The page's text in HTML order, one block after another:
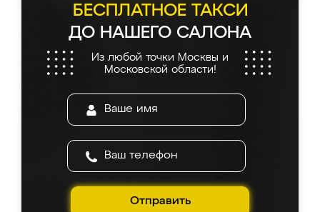
БЕСПЛАТНОЕ ТАКСИ
ДО НАШЕГО САЛОНА
Из любой точки Москвы и
Московской области!
Отправить